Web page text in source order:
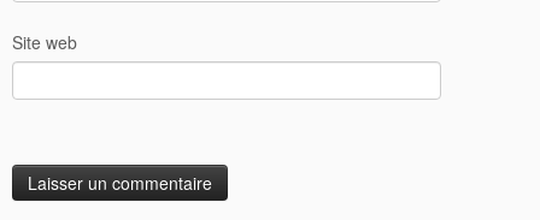
Site web